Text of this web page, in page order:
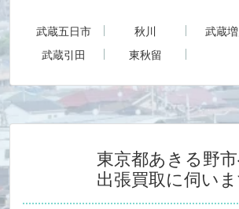
深沢
渕上
山田
養沢
横沢
武蔵五日市 秋川
武蔵
武蔵引田
東秋留
東京都あきる野市
出張買取に伺い